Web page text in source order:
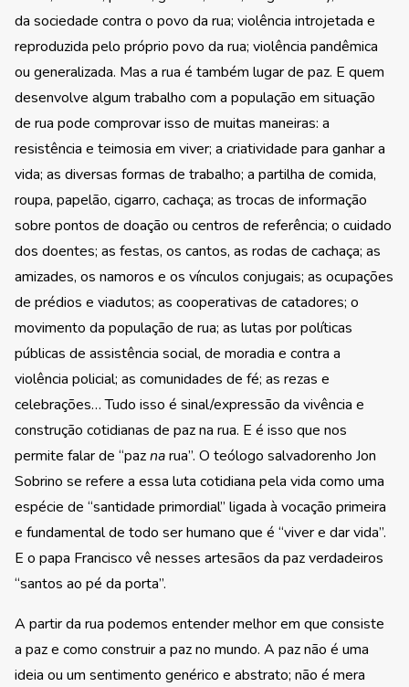
da sociedade contra o povo da rua; violência introjetada e
reproduzida pelo próprio povo da rua; violência pandêmica
ou generalizada. Mas a rua é também lugar de paz. E quem
desenvolve algum trabalho com a população em situação
de rua pode comprovar isso de muitas maneiras: a
resistência e teimosia em viver; a criatividade para ganhar a
vida; as diversas formas de trabalho; a partilha de comida,
roupa, papelão, cigarro, cachaça; as trocas de informação
sobre pontos de doação ou centros de referência; o cuidado
dos doentes; as festas, os cantos, as rodas de cachaça; as
amizades, os namoros e os vínculos conjugais; as ocupações
de prédios e viadutos; as cooperativas de catadores; o
movimento da população de rua; as lutas por políticas
públicas de assistência social, de moradia e contra a
violência policial; as comunidades de fé; as rezas e
celebrações… Tudo isso é sinal/expressão da vivência e
construção cotidianas de paz na rua. E é isso que nos
permite falar de “paznarua”. O teólogo salvadorenho Jon
Sobrino se refere a essa luta cotidiana pela vida como uma
espécie de “santidade primordial” ligada à vocação primeira
e fundamental de todo ser humano que é “viver e dar vida”.
E o papa Francisco vê nesses artesãos da paz verdadeiros
“santos ao pé da porta”.
A partir da rua podemos entender melhor em que consiste
a paz e como construir a paz no mundo. A paz não é uma
ideia ou um sentimento genérico e abstrato; não é mera